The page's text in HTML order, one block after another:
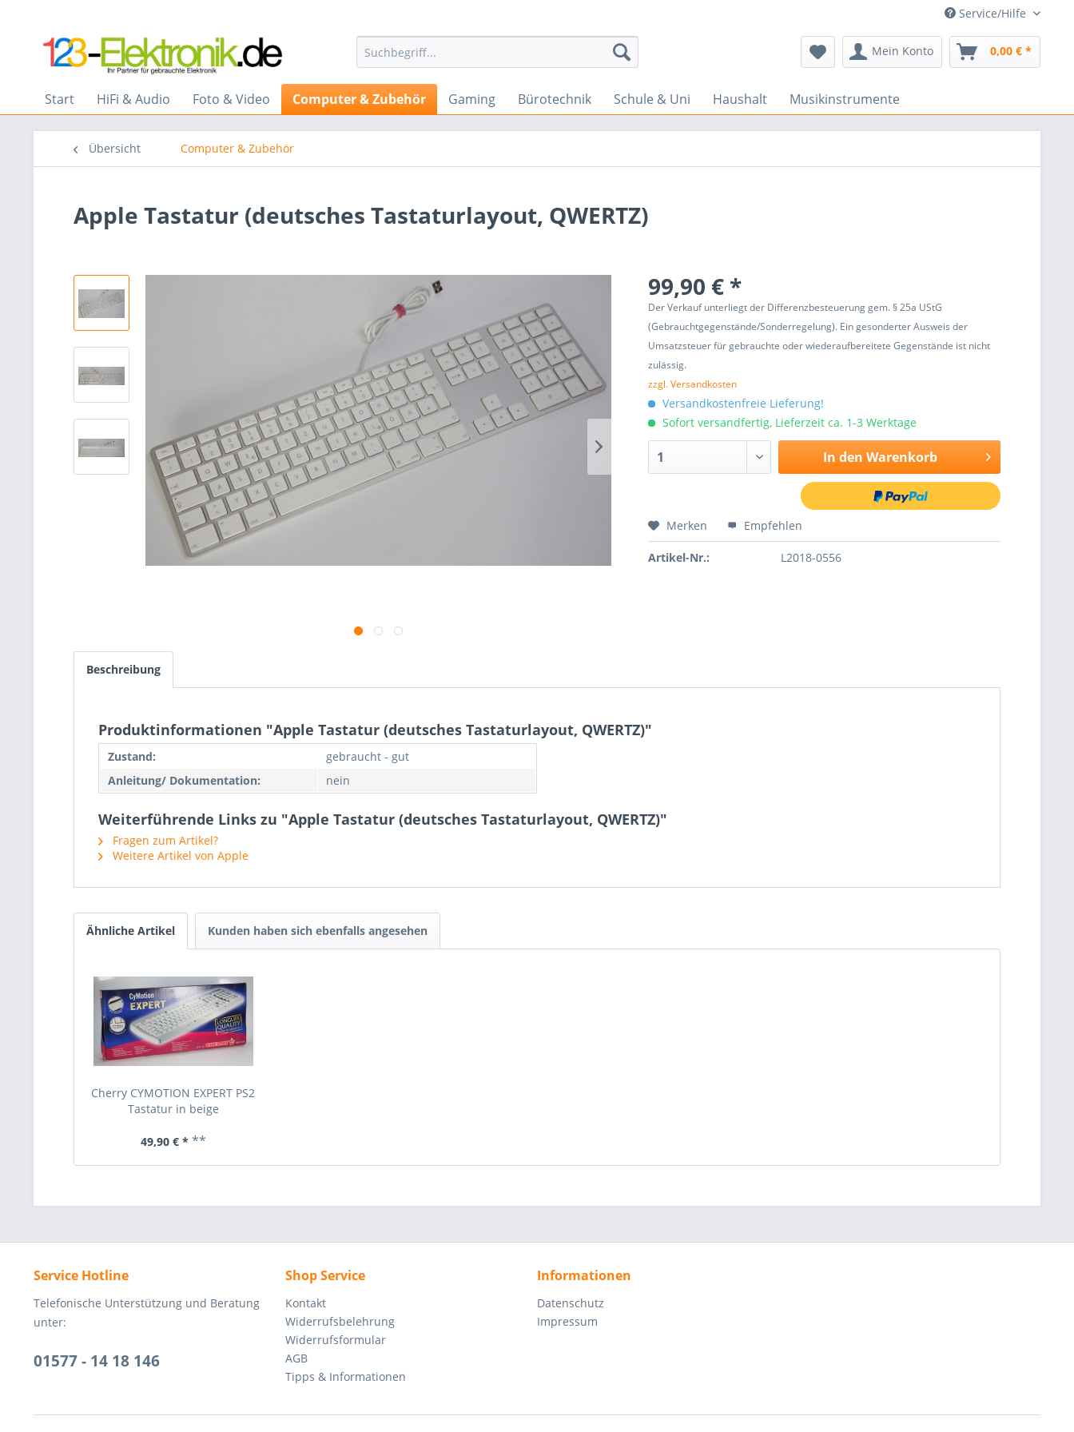
Service/Hilfe
Mein Konto 0,00 € *
Start HiFi & Audio Foto & Video Computer & Zubehör Gaming Bürotechnik Schule & Uni Haushalt Musikinstrumente
Übersicht Computer & Zubehör
Apple Tastatur (deutsches Tastaturlayout, QWERTZ)
99,90 € *
Der Verkauf unterliegt der Differenzbesteuerung gem. § 25a UStG
(Gebrauchtgegenstände/Sonderregelung). Ein gesonderter Ausweis der
Umsatzsteuer für gebrauchte oder wiederaufbereitete Gegenstände ist nicht
zulässig.
zzgl. Versandkosten
Versandkostenfreie Lieferung!
Sofort versandfertig, Lieferzeit ca. 1-3 Werktage
In den Warenkorb
Merken Empfehlen
Artikel-Nr.: L2018-0556
Beschreibung
Produktinformationen "Apple Tastatur (deutsches Tastaturlayout, QWERTZ)"
Zustand:
gebraucht - gut
Anleitung/ Dokumentation:
nein
Weiterführende Links zu "Apple Tastatur (deutsches Tastaturlayout, QWERTZ)"
Fragen zum Artikel?
Weitere Artikel von Apple
Ähnliche Artikel Kunden haben sich ebenfalls angesehen
Cherry CYMOTION EXPERT PS2
Tastatur in beige
49,90 € * **
Service Hotline
Telefonische Unterstützung und Beratung
unter:
01577 - 14 18 146
Shop Service
Kontakt
Widerrufsbelehrung
Widerrufsformular
AGB
Tipps & Informationen
Informationen
Datenschutz
Impressum